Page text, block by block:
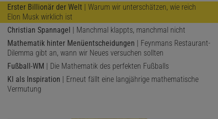
Erster Billionär der Welt | Warum wir unterschätzen, wie reich
Elon Musk wirklich ist
Christian Spannagel | Manchmal klappts, manchmal nicht
Mathematik hinter Menüentscheidungen | Feynmans Restaurant-
Dilemma gibt an, wann wir Neues versuchen sollten
Fußball-WM | Die Mathematik des perfekten Fußballs
KI als Inspiration | Erneut fällt eine langjährige mathematische
Vermutung